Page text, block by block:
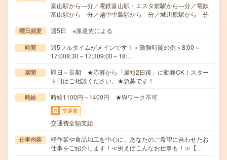
富山駅から---分／電鉄富山駅・エスタ前駅から---分／電鉄
富山駅から---分／越中中島駅から---分／城川原駅から---分
曜日頻度 週5日 ※派遣先による
時間
週5フルタイムがメインです！＜勤務時間の例＞8:00～
17:008:30～17:309:00～18:…
期間
即日～長期 ★応募から「最短2日後」に勤務OK！スター
ト日はご相談ください。★急募です！
時給 時給1100円～1400円 ★Wワーク不可
交通費
交通費全額支給
仕事内容
軽作業や食品加工を中心に、あなたのご希望に合わせたお
仕事をご紹介します！≪例えばこんなお仕事も！≫【…